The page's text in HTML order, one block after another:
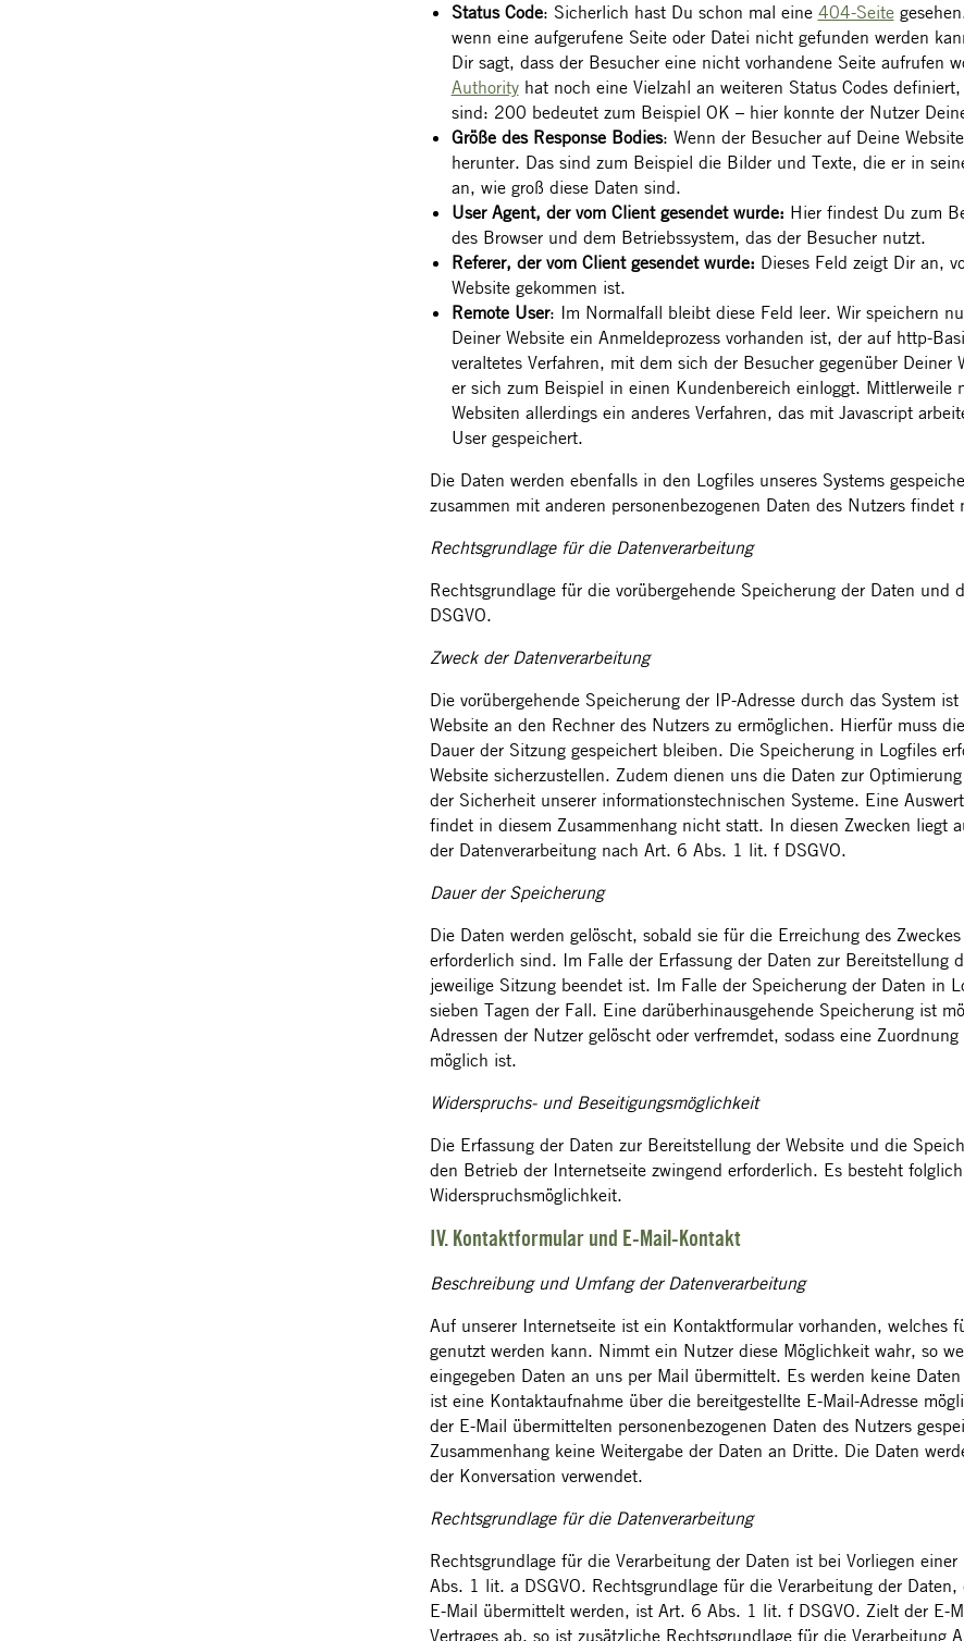
Status Code: Sicherlich hast Du schon mal eine 404-Seite
wenn eine aufgerufene Seite oder Datei nicht gefunden werden
Dir sagt, dass der Besucher eine nicht vorhandene Seite aufrufen
Authorityhat noch eine Vielzahl an weiteren Status Codes
sind: 200 bedeutet zum Beispiel OK – hier konnte der Nutzer
Größe des Response Bodies: Wenn der Besucher auf Deine
herunter. Das sind zum Beispiel die Bilder und Texte, die er in
an, wie groß diese Daten sind.
User Agent, der vom Client gesendet wurde: Hier findest Du zum
des Browser und dem Betriebssystem, das der Besucher nutzt.
Referer, der vom Client gesendet wurde: Dieses Feld zeigt Dir an,
Website gekommen ist.
Remote User: Im Normalfall bleibt diese Feld leer. Wir speichern
Deiner Website ein Anmeldeprozess vorhanden ist, der auf http-
veraltetes Verfahren, mit dem sich der Besucher gegenüber
er sich zum Beispiel in einen Kundenbereich einloggt. Mittlerweile
Websiten allerdings ein anderes Verfahren, das mit Javascript
User gespeichert.
Die Daten werden ebenfalls in den Logfiles unseres Systems
zusammen mit anderen personenbezogenen Daten des Nutzers findet
Rechtsgrundlage für die Datenverarbeitung
Rechtsgrundlage für die vorübergehende Speicherung der Daten
DSGVO.
Zweck der Datenverarbeitung
Die vorübergehende Speicherung der IP-Adresse durch das System
Website an den Rechner des Nutzers zu ermöglichen. Hierfür muss
Dauer der Sitzung gespeichert bleiben. Die Speicherung in Logfiles
Website sicherzustellen. Zudem dienen uns die Daten zur
der Sicherheit unserer informationstechnischen Systeme. Eine
findet in diesem Zusammenhang nicht statt. In diesen Zwecken liegt
der Datenverarbeitung nach Art. 6 Abs. 1 lit. f DSGVO.
Dauer der Speicherung
Die Daten werden gelöscht, sobald sie für die Erreichung des
erforderlich sind. Im Falle der Erfassung der Daten zur Bereitstellung
jeweilige Sitzung beendet ist. Im Falle der Speicherung der Daten in
sieben Tagen der Fall. Eine darüberhinausgehende Speicherung ist
Adressen der Nutzer gelöscht oder verfremdet, sodass eine
möglich ist.
Widerspruchs- und Beseitigungsmöglichkeit
Die Erfassung der Daten zur Bereitstellung der Website und die
den Betrieb der Internetseite zwingend erforderlich. Es besteht
Widerspruchsmöglichkeit.
IV. Kontaktformular und E-Mail-Kontakt
Beschreibung und Umfang der Datenverarbeitung
Auf unserer Internetseite ist ein Kontaktformular vorhanden, welches
genutzt werden kann. Nimmt ein Nutzer diese Möglichkeit wahr, so
eingegeben Daten an uns per Mail übermittelt. Es werden keine
ist eine Kontaktaufnahme über die bereitgestellte E-Mail-Adresse
der E-Mail übermittelten personenbezogenen Daten des Nutzers
Zusammenhang keine Weitergabe der Daten an Dritte. Die Daten
der Konversation verwendet.
Rechtsgrundlage für die Datenverarbeitung
Rechtsgrundlage für die Verarbeitung der Daten ist bei Vorliegen
Abs. 1 lit. a DSGVO. Rechtsgrundlage für die Verarbeitung der
E-Mail übermittelt werden, ist Art. 6 Abs. 1 lit. f DSGVO. Zielt der E-
Vertrages ab, so ist zusätzliche Rechtsgrundlage für die Verarbeitung